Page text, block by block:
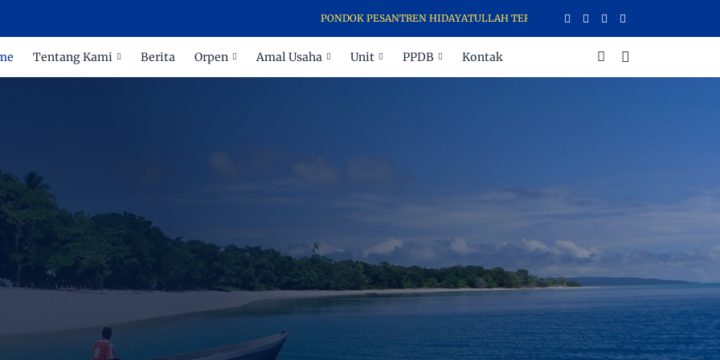
PONDOK PESANTREN HIDAYATULLAH TERNATE MENERIMA DAN MENYALURKAN
Tentang Kami Berita Orpen Amal Usaha Unit PPDB Kontak